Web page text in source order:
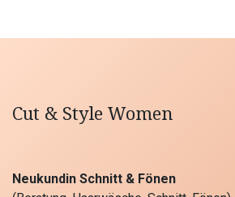
Cut & Style Women
Neukundin Schnitt & Fönen